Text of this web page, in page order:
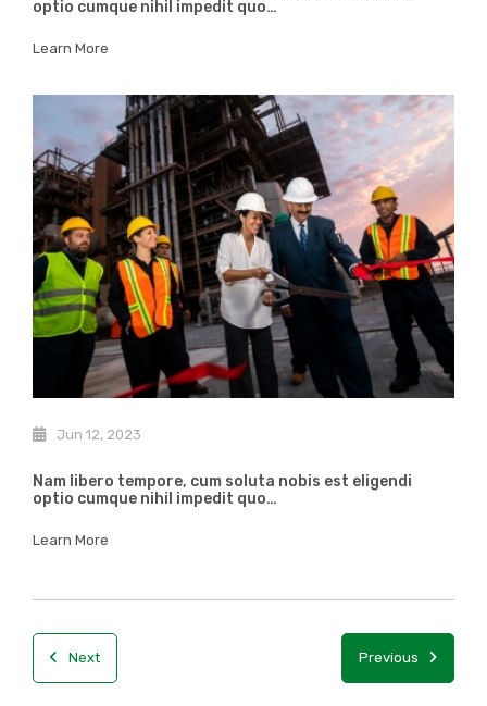
optio cumque nihil impedit quo…
Learn More
Jun 12, 2023
Nam libero tempore, cum soluta nobis est eligendi
optio cumque nihil impedit quo…
Learn More
Next Previous